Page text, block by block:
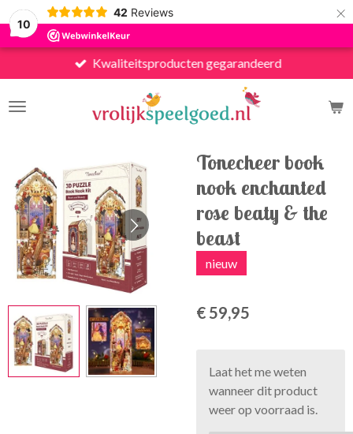
10
42 Reviews ×
Kwaliteitsproducten gegarandeerd
Tonecheer book
nook enchanted
rose beaty & the
beast
nieuw
€ 59,95
Laat het me weten
wanneer dit product
weer op voorraad is.